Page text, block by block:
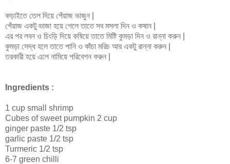
কড়াইতে তেল দিয়ে পেঁয়াজ ভাজুন |
পেঁয়াজ একটু ভাজা হয়ে গেলে তাতে সব মসলা দিন ও কষান |
এর পর লবন ও চিংড়ি দিয়ে কষিয়ে তাতে মিষ্টি কুমড়া দিন ও রান্না করুন |
কুমড়া সেদ্ধ হলে তাতে পানি ও কাঁচা মরিচ আর একটু রান্না করুন |
তরকারী হয়ে এলে নামিয়ে পরিবেশন করুন |
Ingredients :
1 cup small shrimp
Cubes of sweet pumpkin 2 cup
ginger paste 1/2 tsp
garlic paste 1/2 tsp
Turmeric 1/2 tsp
6-7 green chilli